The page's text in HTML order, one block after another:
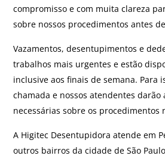
compromisso e com muita clareza
sobre nossos procedimentos antes
Vazamentos, desentupimentos e
trabalhos mais urgentes e estão
inclusive aos finais de semana. Para
chamada e nossos atendentes darão
necessárias sobre os procedimentos
A Higitec Desentupidora atende em
outros bairros da cidade de São